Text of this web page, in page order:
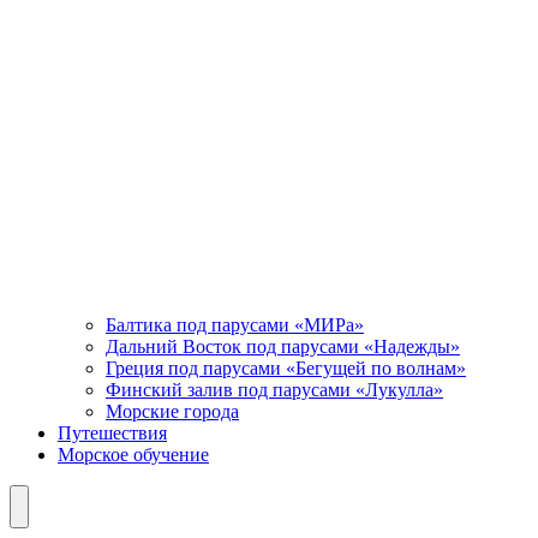
Балтика под парусами «МИРа»
Дальний Восток под парусами «Надежды»
Греция под парусами «Бегущей по волнам»
Финский залив под парусами «Лукулла»
Морские города
Путешествия
Морское обучение